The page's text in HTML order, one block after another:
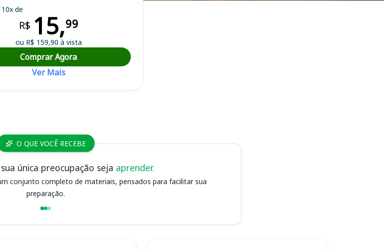
10x de
R$ 15,99
ou R$ 159,90 à vista
Comprar Agora
Ver Mais
O QUE VOCÊ RECEBE
única preocupação seja aprender.
conjunto completo de materiais, pensados para facilitar sua
preparação.